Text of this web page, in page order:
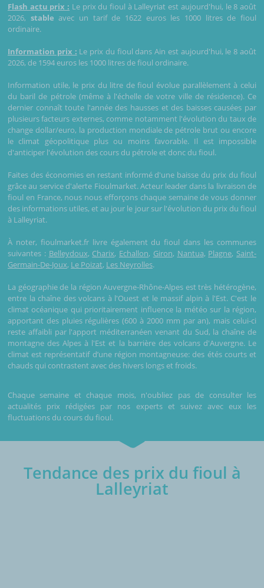
Flash actu prix : Le prix du fioul à Lalleyriat est aujourd'hui, le 8 août
2026, stable avec un tarif de 1622 euros les 1000 litres de fioul
ordinaire.
Information prix : Le prix du fioul dans Ain est aujourd'hui, le 8 août
2026, de 1594 euros les 1000 litres de fioul ordinaire.
Information utile, le prix du litre de fioul évolue parallèlement à celui
du baril de pétrole (même à l'échelle de votre ville de résidence). Ce
dernier connaît toute l'année des hausses et des baisses causées par
plusieurs facteurs externes, comme notamment l'évolution du taux de
change dollar/euro, la production mondiale de pétrole brut ou encore
le climat géopolitique plus ou moins favorable. Il est impossible
d'anticiper l'évolution des cours du pétrole et donc du fioul.
Faites des économies en restant informé d'une baisse du prix du fioul
grâce au service d'alerte Fioulmarket. Acteur leader dans la livraison de
fioul en France, nous nous efforçons chaque semaine de vous donner
des informations utiles, et au jour le jour sur l'évolution du prix du fioul
à Lalleyriat.
À noter, fioulmarket.fr livre également du fioul dans les communes
suivantes : Belleydoux, Charix, Echallon, Giron, Nantua, Plagne, Saint-
Germain-De-Joux, Le Poizat, Les Neyrolles.
La géographie de la région Auvergne-Rhône-Alpes est très hétérogène,
entre la chaîne des volcans à l'Ouest et le massif alpin à l'Est. C'est le
climat océanique qui prioritairement influence la météo sur la région,
apportant des pluies régulières (600 à 2000 mm par an), mais celui-ci
reste affaibli par l'apport méditerranéen venant du Sud, la chaîne de
montagne des Alpes à l'Est et la barrière des volcans d'Auvergne. Le
climat est représentatif d’une région montagneuse: des étés courts et
chauds qui contrastent avec des hivers longs et froids.
Chaque semaine et chaque mois, n'oubliez pas de consulter les
actualités prix rédigées par nos experts et suivez avec eux les
fluctuations du cours du fioul.
Tendance des prix du fioul à
Lalleyriat